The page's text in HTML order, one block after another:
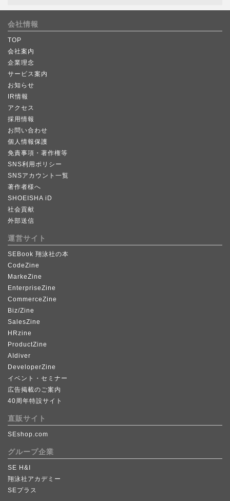
会社情報
TOP
会社案内
企業理念
サービス案内
お知らせ
IR情報
アクセス
採用情報
お問い合わせ
個人情報保護
免責事項・著作権等
SNS利用ポリシー
SNSアカウント一覧
著作者様へ
SHOEISHA iD
社会貢献
外部送信
運営サイト
SEBook 翔泳社の本
CodeZine
MarkeZine
EnterpriseZine
CommerceZine
Biz/Zine
SalesZine
HRzine
ProductZine
AIdiver
DeveloperZine
イベント・セミナー
広告掲載のご案内
40周年特設サイト
直販サイト
SEshop.com
グループ企業
SE H&I
翔泳社アカデミー
SEプラス